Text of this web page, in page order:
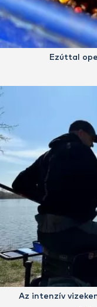
Ezúttal
Az intenzív